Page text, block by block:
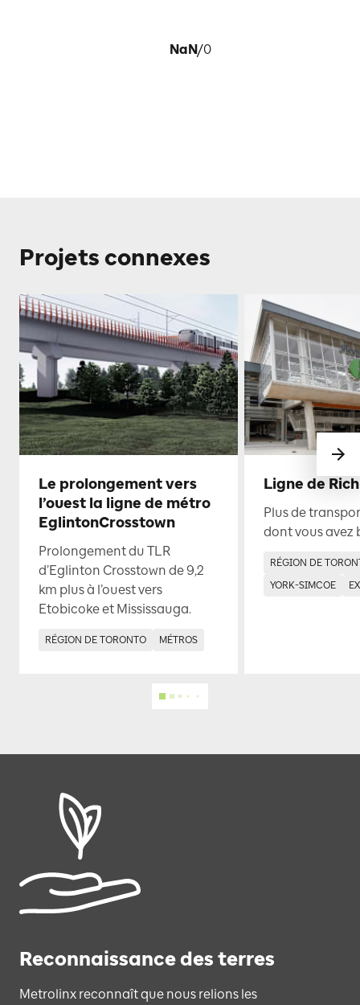
NaN/0
Projets connexes
Le prolongement vers
l’ouest la ligne de métro
EglintonCrosstown
Prolongement du TLR
d’Eglinton Crosstown de 9,2
km plus à l’ouest vers
Etobicoke et Mississauga.
RÉGION DE TORONTO MÉTROS
Ligne de
Plus de
dont vous avez
RÉGION DE
YORK-SIMCOE
Reconnaissance des terres
Metrolinx reconnaît que nous relions les